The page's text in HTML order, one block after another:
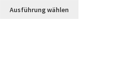
Ausführung wählen